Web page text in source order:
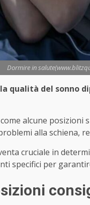
Dormire in
qualità del sonno
alcune
alla schiena,
cruciale in
specifici per